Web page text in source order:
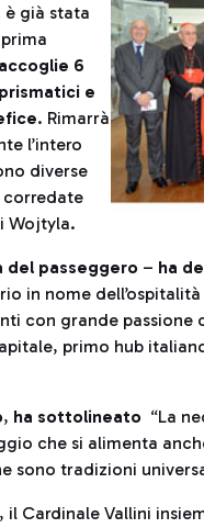
è già stata
6
e
. Rimarrà
l’intero
diverse
corredate
Wojtyla.
del passeggero – ha
in nome
con grande passione
primo hub
, ha sottolineato “La
che si alimenta
sono tradizioni
Cardinale Vallini